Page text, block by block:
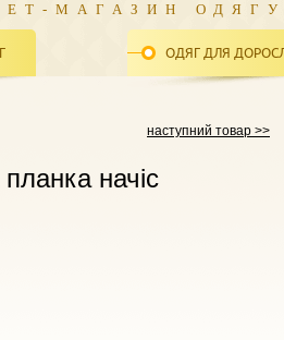
МАГАЗИН ОДЯГУ
ОДЯГ ДЛЯ
наступний товар >>
начіс